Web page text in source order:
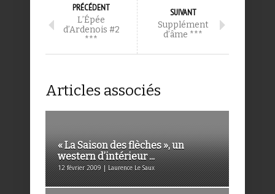
PRÉCÉDENT
L’Épée
d’Ardenois #2
***
SUIVANT
Supplément
d’âme ***
Articles associés
« La Saison des flèches », un
western d’intérieur ...
12 février 2009 | Laurence Le Saux